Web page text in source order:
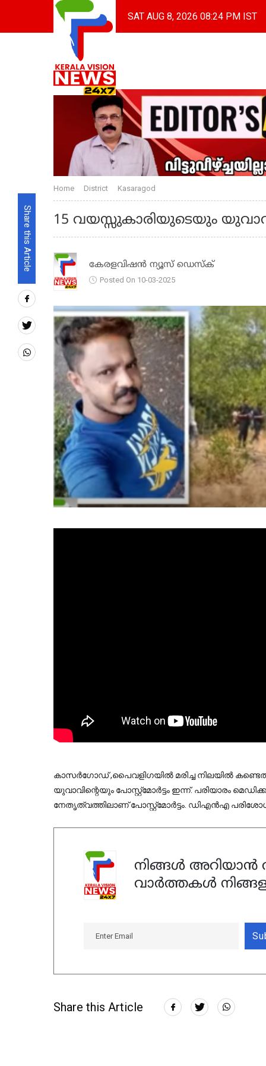
SAT AUG 8, 2026 08:24 PM IST
Share this Article
Home District Kasaragod
15 വയസ്സുകാരിയുടെയും
കേരളവിഷൻ ന്യൂസ് ഡെസ്‌ക്
Posted On 10-03-2025
കാസർഗോഡ് ,പൈവളിഗയില്‍ മരിച്ച നിലയിൽ
യുവാവിന്റെയും പോസ്റ്റ്മോർട്ടം ഇന്ന്. പരിയാരം
നേതൃത്വത്തിലാണ് പോസ്റ്റ്മോർട്ടം. ഡിഎൻഎ
നിങ്ങൾ അറിയാൻ
വാർത്തകൾ
Share this Article